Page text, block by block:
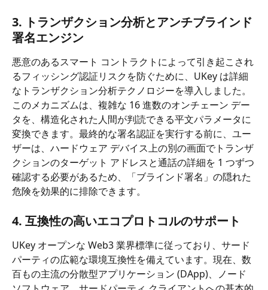
3. トランザクション分析とアンチブラインド
署名エンジン
悪意のあるスマート コントラクトによって引き起こされ
るフィッシング認証リスクを防ぐために、UKey は詳細
なトランザクション分析テクノロジーを導入しました。
このメカニズムは、複雑な 16 進数のオンチェーン デー
タを、構造化された人間が判読できる平文パラメータに
変換できます。最終的な署名認証を実行する前に、ユー
ザーは、ハードウェア デバイス上の別の画面でトランザ
クションのターゲット アドレスと通話の詳細を 1 つずつ
確認する必要があるため、「ブラインド署名」の隠れた
危険を効果的に排除できます。
4. 互換性の高いエコプロトコルのサポート
UKey オープンな Web3 業界標準に従っており、サード
パーティの広範な環境互換性を備えています。現在、数
百もの主流の分散型アプリケーション (DApp)、ノード